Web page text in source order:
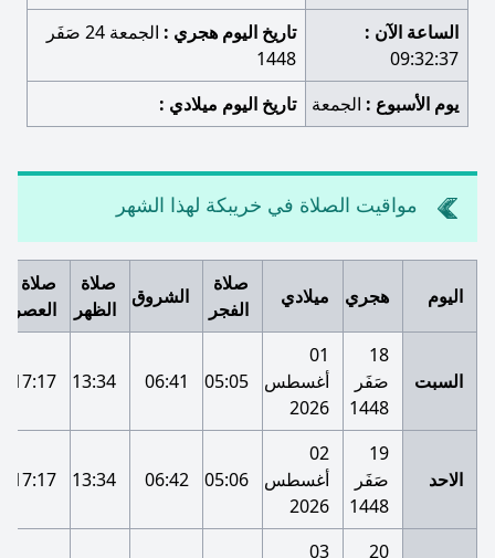
الساعة الآن :
09:32:38
تاريخ اليوم هجري :
الجمعة 24 صَفَر
1448
يوم الأسبوع : الجمعة تاريخ اليوم ميلادي :
مواقيت الصلاة في خريبكة لهذا الشهر
اليوم هجري ميلادي
صلاة
الفجر
الشروق
صلاة
الظهر
صلاة
العصر
السبت
18
صَفَر
1448
01
أغسطس
2026
05:05
06:41
13:34
17:17
الاحد
19
صَفَر
1448
02
أغسطس
2026
05:06
06:42
13:34
17:17
20
03